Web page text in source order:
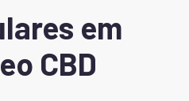
em
CBD